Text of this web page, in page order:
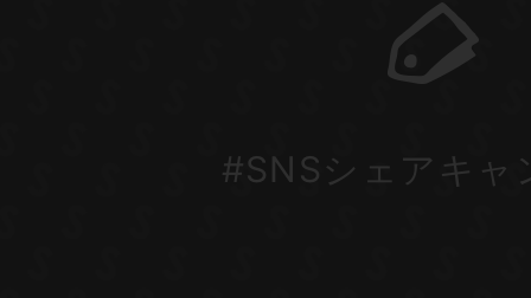
#SNSシェアキャ